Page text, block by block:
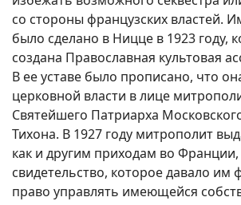
со стороны французских властей.
было сделано в Ницце в 1923 году,
создана Православная культовая
В ее уставе было прописано, что
церковной власти в лице
Святейшего Патриарха
Тихона. В 1927 году митрополит
как и другим приходам во
свидетельство, которое давало им
право управлять имеющейся